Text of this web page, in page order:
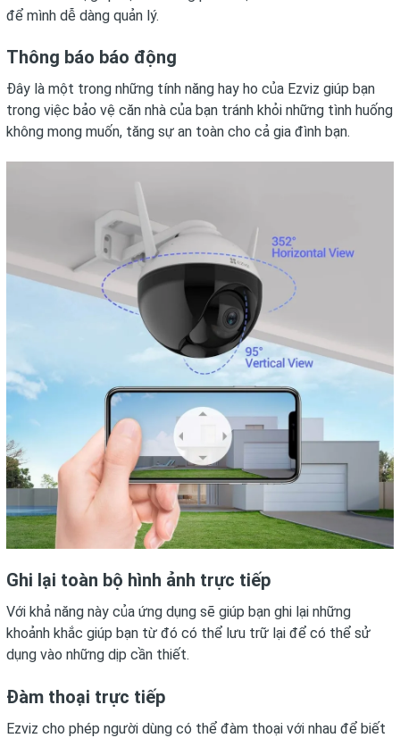
để mình dễ dàng quản lý.
Thông báo báo động
Đây là một trong những tính năng hay ho của Ezviz giúp bạn
trong việc bảo vệ căn nhà của bạn tránh khỏi những tình huống
không mong muốn, tăng sự an toàn cho cả gia đình bạn.
Ghi lại toàn bộ hình ảnh trực tiếp
Với khả năng này của ứng dụng sẽ giúp bạn ghi lại những
khoảnh khắc giúp bạn từ đó có thể lưu trữ lại để có thể sử
dụng vào những dịp cần thiết.
Đàm thoại trực tiếp
Ezviz cho phép người dùng có thể đàm thoại với nhau để biết